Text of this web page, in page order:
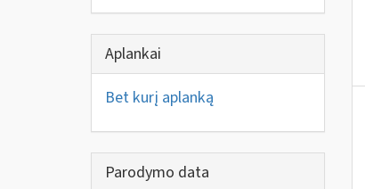
Aplankai
Bet kurį aplanką
Parodymo data